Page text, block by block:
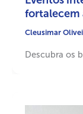
fortalecem
Cleusimar
Descubra os